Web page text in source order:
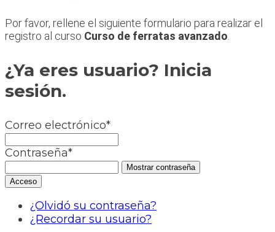
Por favor, rellene el siguiente formulario para realizar el
registro al curso Curso de ferratas avanzado.
¿Ya eres usuario? Inicia
sesión.
Correo electrónico*
Contraseña*
Mostrar contraseña
¿Olvidó su contraseña?
¿Recordar su usuario?